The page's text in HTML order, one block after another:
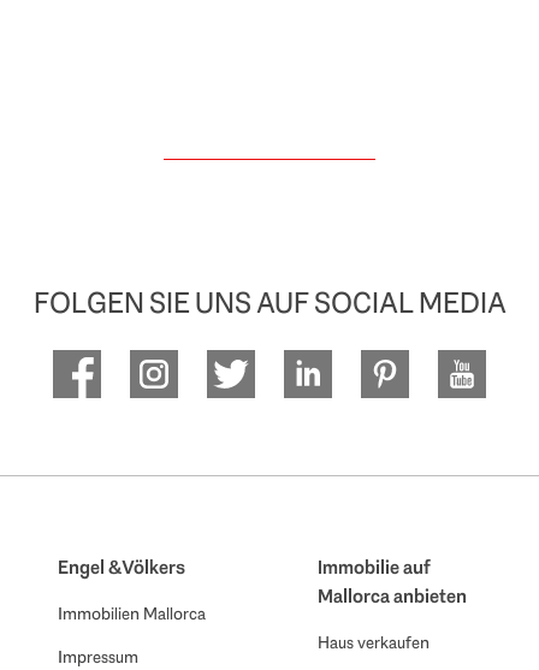
FOLGEN SIE UNS AUF SOCIAL MEDIA
Engel & Völkers
Immobilien Mallorca
Impressum
Immobilie auf
Mallorca anbieten
Haus verkaufen